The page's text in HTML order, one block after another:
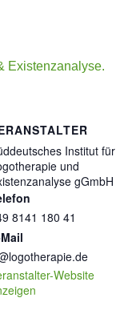
Existenzanalyse.
Institut für
und
gGmbH
8141 180 41
Website